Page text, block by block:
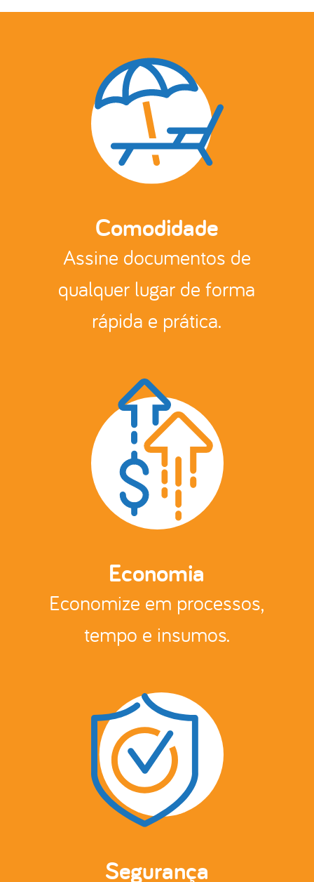
Comodidade
Assine documentos de
qualquer lugar de forma
rápida e prática.
Economia
Economize em processos,
tempo e insumos.
Segurança